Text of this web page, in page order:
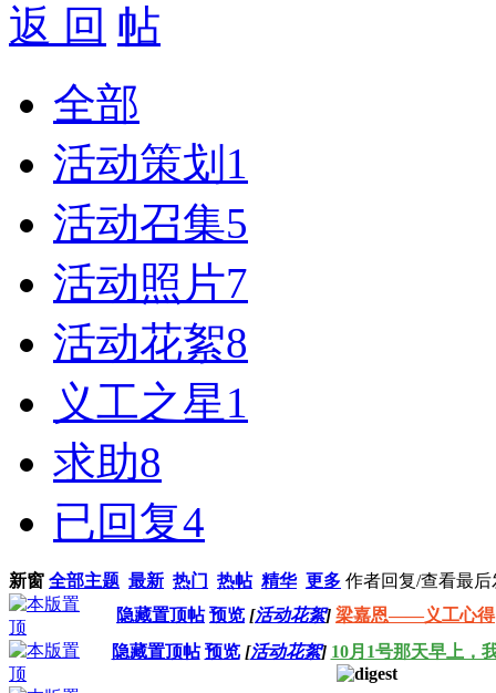
返 回
全部
活动策划 1
活动召集5
活动照片7
活动花絮8
义工之星1
求助8
已回复4
新窗 全部主题 最新 热门 热帖 精华 更多 作者回复/查看最后
隐藏置顶帖 预览 [活动花絮] 梁嘉恩——义工心得
隐藏置顶帖 预览 [活动花絮] 10月1号那天早上，